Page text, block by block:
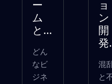
ー
ム
と...
どん
なビ
ジネ
ョ
ン
開
発
混
と